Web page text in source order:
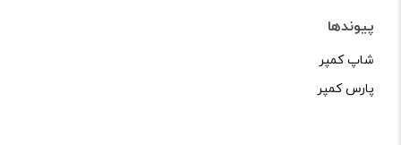
پیوندها
شاپ کمپر
پارس کمپر